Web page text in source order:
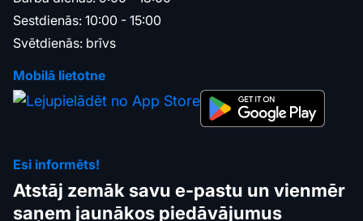
Sestdienās: 10:00 - 15:00
Svētdienās: brīvs
Mobilā lietotne
Esi informēts!
Atstāj zemāk savu e-pastu un vienmēr
saņem jaunākos piedāvājumus